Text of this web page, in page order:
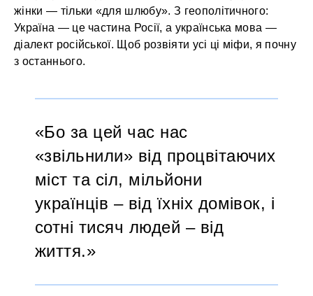
жінки — тільки «для шлюбу». З геополітичного:
Україна — це частина Росії, а українська мова —
діалект російської. Щоб розвіяти усі ці міфи, я почну
з останнього.
Бо за цей час нас
«звільнили» від процвітаючих
міст та сіл, мільйони
українців – від їхніх домівок, і
сотні тисяч людей – від
життя.